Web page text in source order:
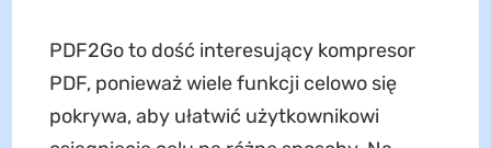
PDF2Go to dość interesujący kompresor
PDF, ponieważ wiele funkcji celowo się
pokrywa, aby ułatwić użytkownikowi